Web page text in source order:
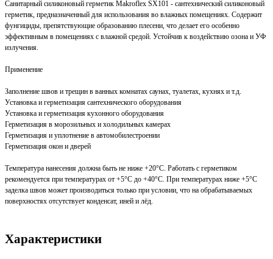
Санитарный силиконовый герметик Makroflex SX101 - сантехнический силиконовый
герметик, предназначенный для использования во влажных помещениях. Содержит
фунгициды, препятствующие образованию плесени, что делает его особенно
эффективным в помещениях с влажной средой. Устойчив к воздействию озона и УФ
излучения.
Применение
Заполнение швов и трещин в ванных комнатах саунах, туалетах, кухнях и т.д.
Установка и герметизация сантехнического оборудования
Установка и герметизация кухонного оборудования
Герметизация в морозильных и холодильных камерах
Герметизация и уплотнение в автомобилестроении
Герметизация окон и дверей
Температура нанесения должна быть не ниже +20°C. Работать с герметиком
рекомендуется при температурах от +5°C до +40°C. При температурах ниже +5°C
заделка швов может производиться только при условии, что на обрабатываемых
поверхностях отсутствует конденсат, иней и лёд.
Характеристики